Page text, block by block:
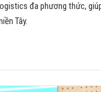
đa phương thức,
Tây.